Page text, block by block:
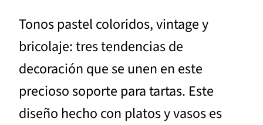
Tonos pastel coloridos, vintage y
bricolaje: tres tendencias de
decoración que se unen en este
precioso soporte para tartas. Este
diseño hecho con platos y vasos es